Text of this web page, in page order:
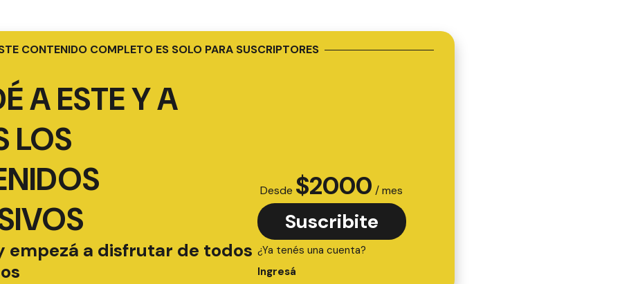
CONTENIDO COMPLETO ES SOLO PARA SUSCRIPTORES
A ESTE Y A
LOS
empezá a disfrutar de todos
Desde $2000 / mes
Suscribite
¿Ya tenés una cuenta?
Ingresá